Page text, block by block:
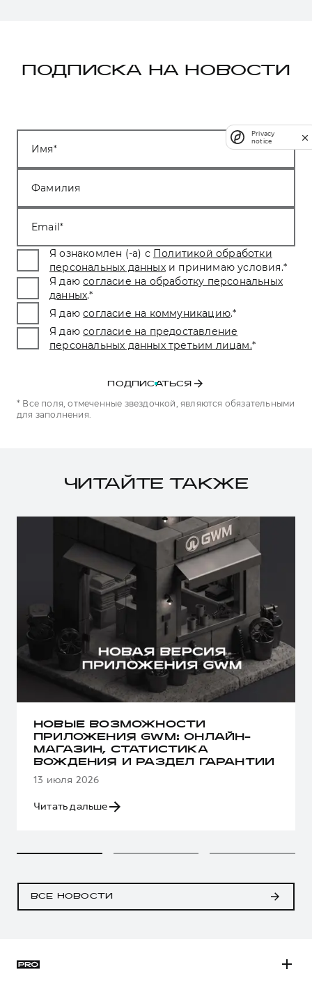
ПОДПИСКА НА НОВОСТИ
Имя
Фамилия
Email
Я ознакомлен (-а) с Политикой обработки
персональных данных и принимаю условия.*
Я даю согласие на обработку персональных
данных.*
Я даю согласие на коммуникацию.*
Я даю согласие на предоставление
персональных данных третьим лицам.*
ПОДПИСАТЬСЯ
* Все поля, отмеченные звездочкой, являются обязательными
для заполнения.
ЧИТАЙТЕ ТАКЖЕ
НОВЫЕ ВОЗМОЖНОСТИ
ПРИЛОЖЕНИЯ GWM: ОНЛАЙН-
МАГАЗИН, СТАТИСТИКА
ВОЖДЕНИЯ И РАЗДЕЛ ГАРАНТИИ
13 июля 2026
Читать дальше
ВСЕ НОВОСТИ
Privacy
notice